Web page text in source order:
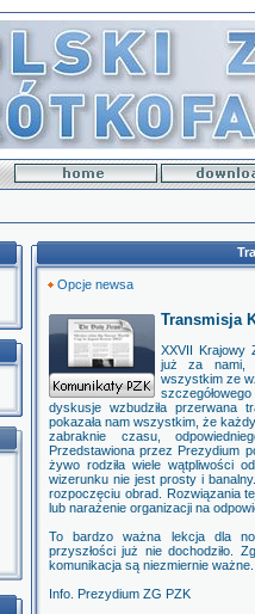
Opcje newsa
Transmisja
XXVII Krajowy
już za nami,
wszystkim ze
dyskusje wzbudziła przerwana
pokazała nam wszystkim, że
zabraknie czasu,
Przedstawiona przez Prezydium
żywo rodziła wiele wątpliwości
wizerunku nie jest prosty i
rozpoczęciu obrad. Rozwiązania
lub narażenie organizacji na
To bardzo ważna lekcja dla
przyszłości już nie dochodziło.
komunikacja są niezmiernie ważne.
Info. Prezydium ZG PZK